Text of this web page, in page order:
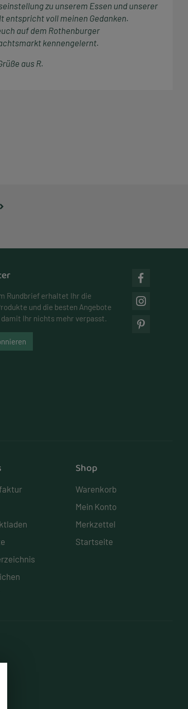
zu unserem Essen und unserer
entspricht voll meinen Gedanken.
auf dem Rothenburger
kennengelernt.
aus R.
Rundbrief erhaltet Ihr die
und die besten Angebote
damit Ihr nichts mehr verpasst.
Shop
Warenkorb
Mein Konto
Merkzettel
Startseite